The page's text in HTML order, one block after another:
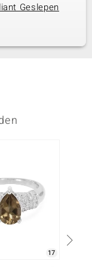
Geslepen
17